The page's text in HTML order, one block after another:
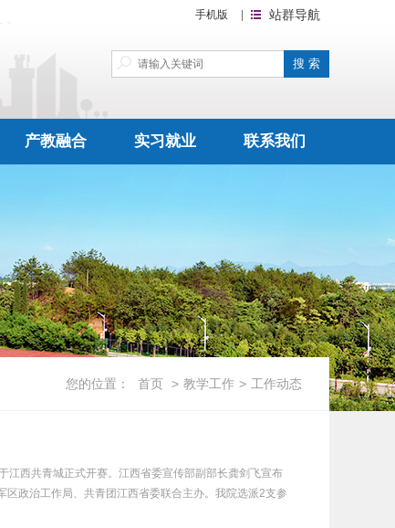
站群导航
手机版
产教融合 实习就业 联系我们
您的位置： 首页 > 教学工作 > 工作动态
西共青城正式开赛。江西省委宣传部副部长龚剑飞宣布
政治工作局、共青团江西省委联合主办。我院选派2支参